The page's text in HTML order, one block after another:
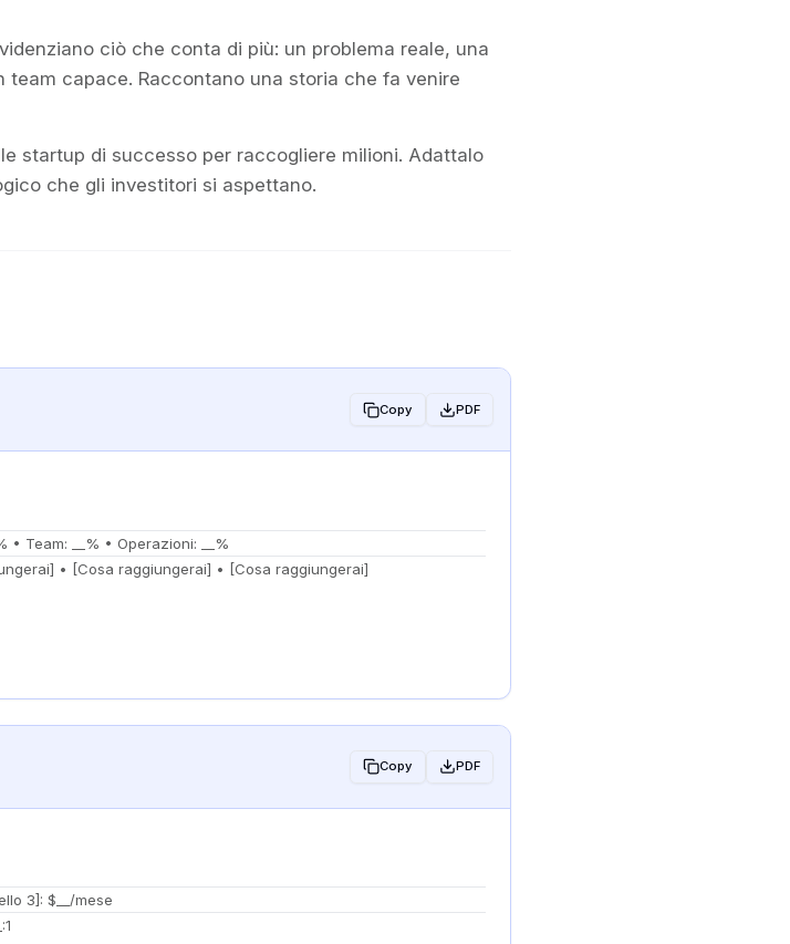
ciò che conta di più: un problema reale, una
capace. Raccontano una storia che fa venire
startup di successo per raccogliere milioni. Adattalo
che gli investitori si aspettano.
Copy PDF
• Team: __% • Operazioni: __%
• [Cosa raggiungerai] • [Cosa raggiungerai]
Copy PDF
3]: $__/mese